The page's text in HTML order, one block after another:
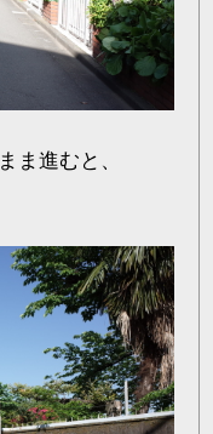
ま進むと、